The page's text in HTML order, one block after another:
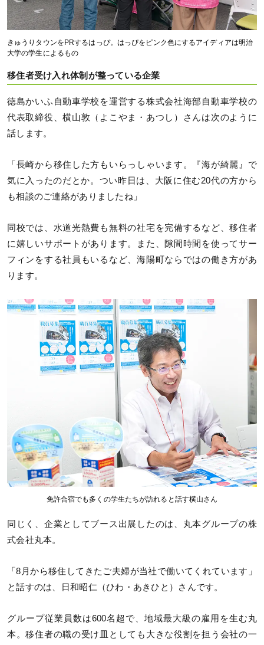
きゅうりタウンをPRするはっぴ。はっぴをピンク色にするアイディアは明治
大学の学生によるもの
移住者受け入れ体制が整っている企業
徳島かいふ自動車学校を運営する株式会社海部自動車学校の
代表取締役、横山敦（よこやま・あつし）さんは次のように
話します。
「長崎から移住した方もいらっしゃいます。『海が綺麗』で
気に入ったのだとか。つい昨日は、大阪に住む20代の方から
も相談のご連絡がありましたね」
同校では、水道光熱費も無料の社宅を完備するなど、移住者
に嬉しいサポートがあります。また、隙間時間を使ってサー
フィンをする社員もいるなど、海陽町ならではの働き方があ
ります。
免許合宿でも多くの学生たちが訪れると話す横山さん
同じく、企業としてブース出展したのは、丸本グループの株
式会社丸本。
「8月から移住してきたご夫婦が当社で働いてくれています」
と話すのは、日和昭仁（ひわ・あきひと）さんです。
グループ従業員数は600名超で、地域最大級の雇用を生む丸
本。移住者の職の受け皿としても大きな役割を担う会社の一